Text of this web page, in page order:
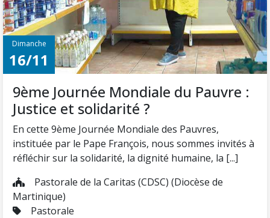
Dimanche
16/11
9ème Journée Mondiale du Pauvre :
Justice et solidarité ?
En cette 9ème Journée Mondiale des Pauvres,
instituée par le Pape François, nous sommes invités à
réfléchir sur la solidarité, la dignité humaine, la [...]
Pastorale de la Caritas (CDSC) (Diocèse de
Martinique)
Pastorale